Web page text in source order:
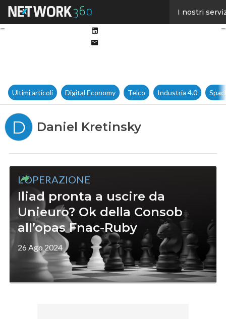
I nostri
Ultimi articoli Digital Economy Telco Industria 4.0
D Daniel Kretinsky
L’OPERAZIONE
Iliad pronta a uscire da
Unieuro? Ok della Consob
all’opas Fnac-Ruby
26 Ago 2024